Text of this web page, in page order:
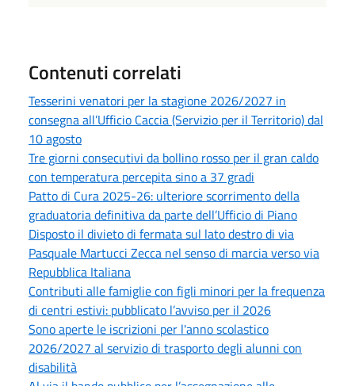
Contenuti correlati
Tesserini venatori per la stagione 2026/2027 in
consegna all’Ufficio Caccia (Servizio per il Territorio) dal
10 agosto
Tre giorni consecutivi da bollino rosso per il gran caldo
con temperatura percepita sino a 37 gradi
Patto di Cura 2025-26: ulteriore scorrimento della
graduatoria definitiva da parte dell’Ufficio di Piano
Disposto il divieto di fermata sul lato destro di via
Pasquale Martucci Zecca nel senso di marcia verso via
Repubblica Italiana
Contributi alle famiglie con figli minori per la frequenza
di centri estivi: pubblicato l’avviso per il 2026
Sono aperte le iscrizioni per l'anno scolastico
2026/2027 al servizio di trasporto degli alunni con
disabilità